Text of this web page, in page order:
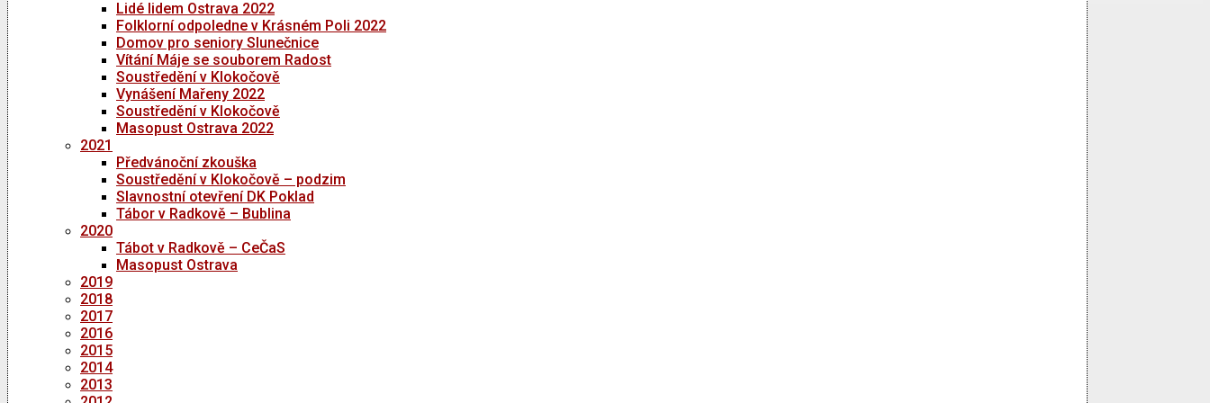
Lidé lidem Ostrava 2022
Folklorní odpoledne v Krásném Poli 2022
Domov pro seniory Slunečnice
Vítání Máje se souborem Radost
Soustředění v Klokočově
Vynášení Mařeny 2022
Soustředění v Klokočově
Masopust Ostrava 2022
2021
Předvánoční zkouška
Soustředění v Klokočově – podzim
Slavnostní otevření DK Poklad
Tábor v Radkově – Bublina
2020
Tábot v Radkově – CeČaS
Masopust Ostrava
2019
2018
2017
2016
2015
2014
2013